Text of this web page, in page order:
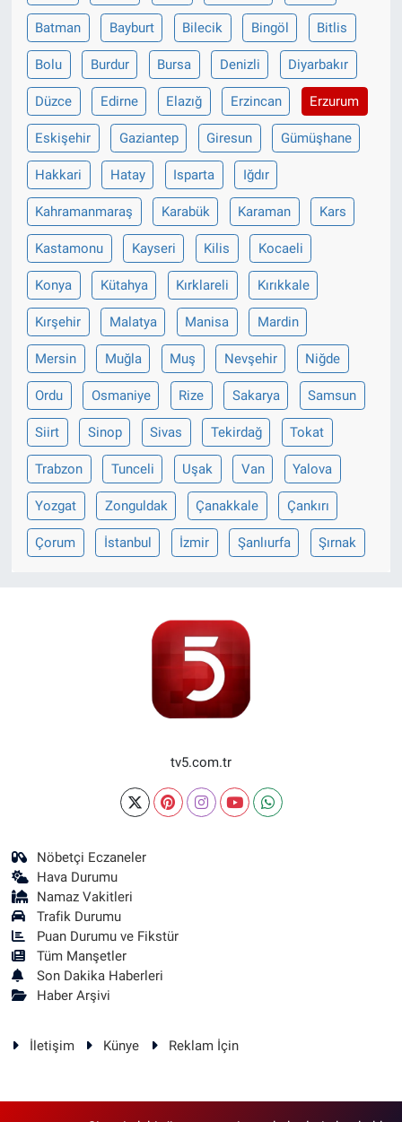
Batman Bayburt Bilecik Bingöl Bitlis
Bolu Burdur Bursa Denizli Diyarbakır
Düzce Edirne Elazığ Erzincan Erzurum
Eskişehir Gaziantep Giresun Gümüşhane
Hakkari Hatay Isparta Iğdır
Kahramanmaraş Karabük Karaman Kars
Kastamonu Kayseri Kilis Kocaeli
Konya Kütahya Kırklareli Kırıkkale
Kırşehir Malatya Manisa Mardin
Mersin Muğla Muş Nevşehir Niğde
Ordu Osmaniye Rize Sakarya Samsun
Siirt Sinop Sivas Tekirdağ Tokat
Trabzon Tunceli Uşak Van Yalova
Yozgat Zonguldak Çanakkale Çankırı
Çorum İstanbul İzmir Şanlıurfa Şırnak
tv5.com.tr
Nöbetçi Eczaneler
Hava Durumu
Namaz Vakitleri
Trafik Durumu
Puan Durumu ve Fikstür
Tüm Manşetler
Son Dakika Haberleri
Haber Arşivi
İletişim Künye Reklam İçin